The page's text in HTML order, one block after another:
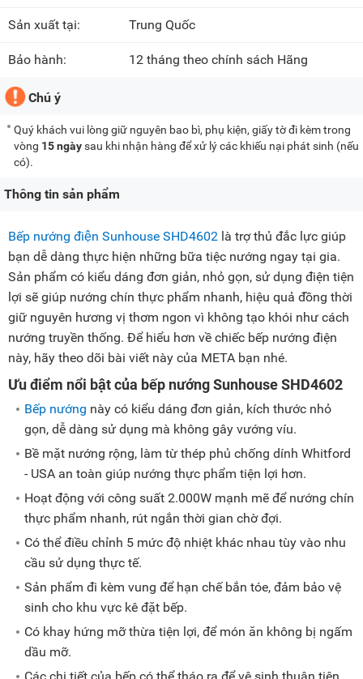
Sản xuất tại: Trung Quốc
Bảo hành: 12 tháng theo chính sách Hãng
Chú ý
Quý khách vui lòng giữ nguyên bao bì, phụ kiện, giấy tờ đi kèm trong
vòng 15 ngàysau khi nhận hàng để xử lý các khiếu nại phát sinh (nếu
có).
Thông tin sản phẩm
Bếp nướng điện Sunhouse SHD4602 là trợ thủ đắc lực giúp
bạn dễ dàng thực hiện những bữa tiệc nướng ngay tại gia.
Sản phẩm có kiểu dáng đơn giản, nhỏ gọn, sử dụng điện tiện
lợi sẽ giúp nướng chín thực phẩm nhanh, hiệu quả đồng thời
giữ nguyên hương vị thơm ngon vì không tạo khói như cách
nướng truyền thống. Để hiểu hơn về chiếc bếp nướng điện
này, hãy theo dõi bài viết này của META bạn nhé.
Ưu điểm nổi bật của bếp nướng Sunhouse SHD4602
Bếp nướng này có kiểu dáng đơn giản, kích thước nhỏ
gọn, dễ dàng sử dụng mà không gây vướng víu.
Bề mặt nướng rộng, làm từ thép phủ chống dính Whitford
- USA an toàn giúp nướng thực phẩm tiện lợi hơn.
Hoạt động với công suất 2.000W mạnh mẽ để nướng chín
thực phẩm nhanh, rút ngắn thời gian chờ đợi.
Có thể điều chỉnh 5 mức độ nhiệt khác nhau tùy vào nhu
cầu sử dụng thực tế.
Sản phẩm đi kèm vung để hạn chế bắn tóe, đảm bảo vệ
sinh cho khu vực kê đặt bếp.
Có khay hứng mỡ thừa tiện lợi, để món ăn không bị ngấm
dầu mỡ.
Các chi tiết của bếp có thể tháo ra để vệ sinh thuận tiện.